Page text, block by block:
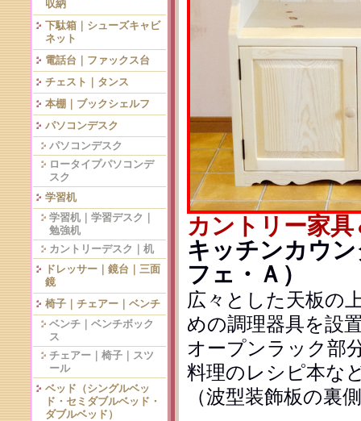
収納
下駄箱｜シューズキャビ
ネット
電話台｜ファックス台
チェスト｜タンス
本棚｜ブックシェルフ
パソコンデスク
パソコンデスク
ロータイプパソコンデ
スク
学習机
学習机｜学習デスク｜
勉強机
カントリーデスク｜机
ドレッサー｜鏡台｜三面
鏡
椅子｜チェアー｜ベンチ
ベンチ｜ベンチボック
ス
チェアー｜椅子｜スツ
ール
ベッド（シングルベッ
ド・セミダブルベッド・
ダブルベッド）
カントリー家
キッチンカウ
フェ・Ａ）
広々とした天板の
めの調理器具を設
オープンラック部
料理のレシピ本な
（波型装飾板の裏